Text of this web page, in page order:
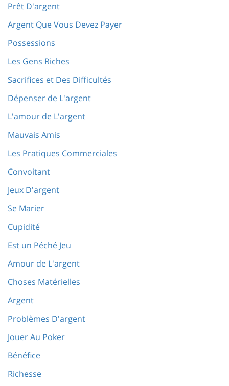
Prêt D'argent
Argent Que Vous Devez Payer
Possessions
Les Gens Riches
Sacrifices et Des Difficultés
Dépenser de L'argent
L'amour de L'argent
Mauvais Amis
Les Pratiques Commerciales
Convoitant
Jeux D'argent
Se Marier
Cupidité
Est un Péché Jeu
Amour de L'argent
Choses Matérielles
Argent
Problèmes D'argent
Jouer Au Poker
Bénéfice
Richesse